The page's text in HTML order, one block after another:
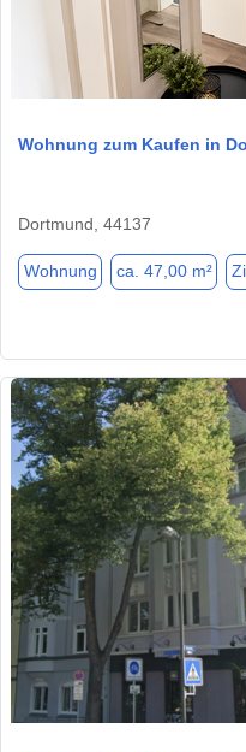
Wohnung zum Kaufen in
Dortmund, 44137
Wohnung ca. 47,00 m²